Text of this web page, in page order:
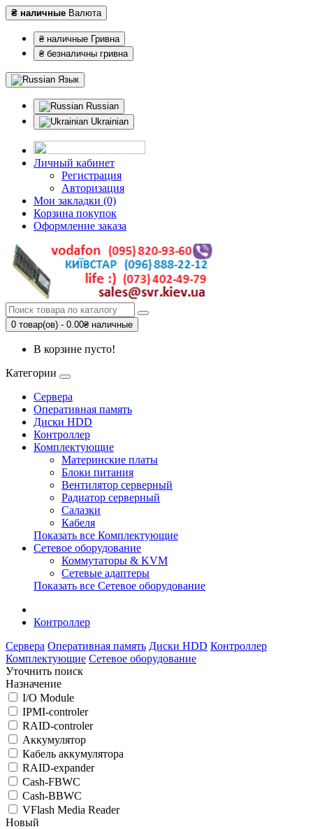
₴ наличные Валюта
₴ наличные Гривна
₴ безналичны гривна
Язык
Russian
Ukrainian
Личный кабинет
Регистрация
Авторизация
Мои закладки (0)
Корзина покупок
Оформление заказа
0 товар(ов) - 0.00₴ наличные
В корзине пусто!
Категории
Сервера
Оперативная память
Диски HDD
Контроллер
Комплектующие
Материнские платы
Блоки питания
Вентилятор серверный
Радиатор серверный
Салазки
Кабеля
Показать все Комплектующие
Сетевое оборудование
Коммутаторы & KVM
Сетевые адаптеры
Показать все Сетевое оборудование
Контроллер
Сервера Оперативная память Диски HDD Контроллер
Комплектующие Сетевое оборудование
Уточнить поиск
Назначение
I/O Module
IPMI-controler
RAID-controler
Аккумулятор
Кабель аккумулятора
RAID-expander
Cash-FBWC
Cash-BBWC
VFlash Media Reader
Новый